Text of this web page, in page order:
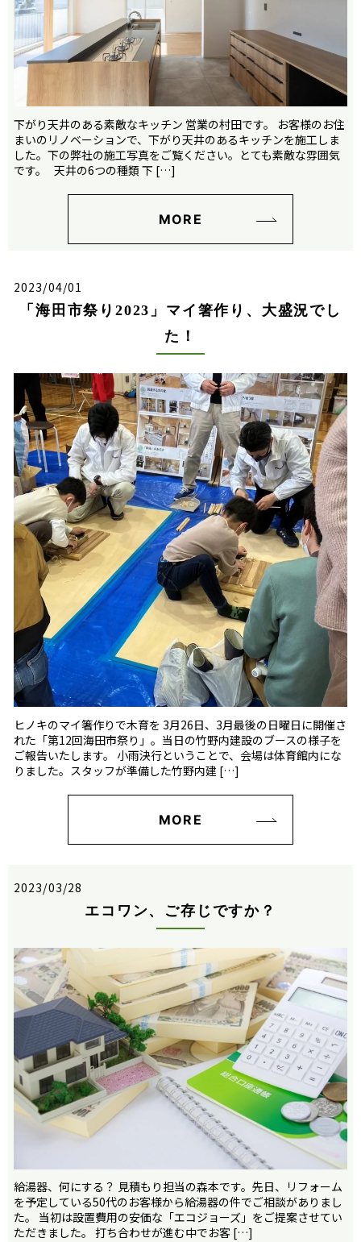
下がり天井のある素敵なキッチン 営業の村田です。 お客様のお住
まいのリノベーションで、下がり天井のあるキッチンを施工しま
した。下の弊社の施工写真をご覧ください。とても素敵な雰囲気
です。 天井の6つの種類 下 […]
MORE
2023/04/01
「海田市祭り2023」マイ箸作り、大盛況でし
た！
ヒノキのマイ箸作りで木育を 3月26日、3月最後の日曜日に開催さ
れた「第12回海田市祭り」。当日の竹野内建設のブースの様子を
ご報告いたします。 小雨決行ということで、会場は体育館内にな
りました。スタッフが準備した竹野内建 […]
MORE
2023/03/28
エコワン、ご存じですか？
給湯器、何にする？ 見積もり担当の森本です。先日、リフォーム
を予定している50代のお客様から給湯器の件でご相談がありまし
た。 当初は設置費用の安価な「エコジョーズ」をご提案させてい
ただきました。 打ち合わせが進む中でお客 […]